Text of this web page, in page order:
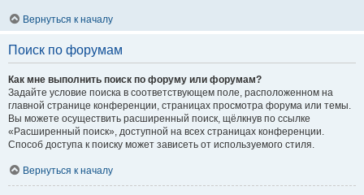
Вернуться к началу
Поиск по форумам
Как мне выполнить поиск по форуму или форумам?
Задайте условие поиска в соответствующем поле, расположенном на
главной странице конференции, страницах просмотра форума или темы.
Вы можете осуществить расширенный поиск, щёлкнув по ссылке
«Расширенный поиск», доступной на всех страницах конференции.
Способ доступа к поиску может зависеть от используемого стиля.
Вернуться к началу